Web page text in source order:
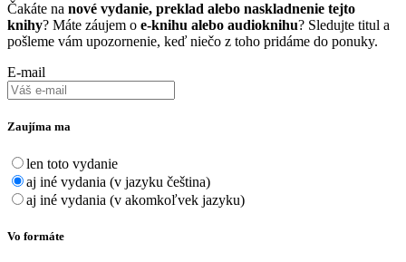
Čakáte na nové vydanie, preklad alebo naskladnenie tejto
knihy? Máte záujem o e-knihu alebo audioknihu? Sledujte titul a
pošleme vám upozornenie, keď niečo z toho pridáme do ponuky.
E-mail
Zaujíma ma
len toto vydanie
aj iné vydania (v jazyku čeština)
aj iné vydania (v akomkoľvek jazyku)
Vo formáte